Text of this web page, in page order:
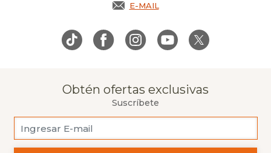
E-MAIL
OPENS IN A NEW TAB.
Obtén ofertas exclusivas
Suscríbete